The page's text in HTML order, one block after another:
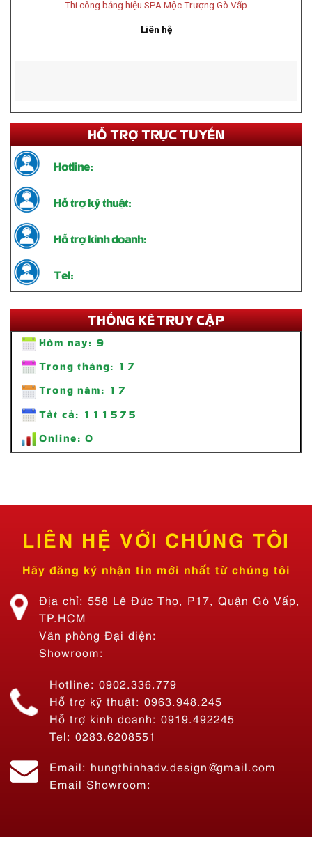
Thi Công Standee Chân Sắt – Giải Pháp Quảng Cáo Tiện Lợi, Bền
Đẹp
HỖ TRỢ TRỰC TUYẾN
Hotline:
Hỗ trợ kỹ thuật:
Hỗ trợ kinh doanh:
Tel:
THỐNG KÊ TRUY CẬP
Hôm nay: 9
Trong tháng: 17
Trong năm: 17
Tất cả: 111575
Online: 0
LIÊN HỆ VỚI CHÚNG TÔI
Hãy đăng ký nhận tin mới nhất từ chúng tôi
Địa chỉ: 558 Lê Đức Thọ, P17, Quận Gò Vấp,
TP.HCM
Văn phòng Đại diện:
Showroom:
Hotline: 0902.336.779
Hỗ trợ kỹ thuật: 0963.948.245
Hỗ trợ kinh doanh: 0919.492245
Tel: 0283.6208551
Email: hungthinhadv.design@gmail.com
Email Showroom: